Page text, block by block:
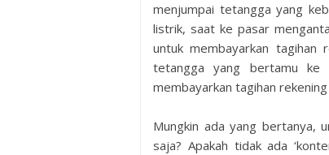
menjumpai tetangga yang
listrik, saat ke pasar
untuk membayarkan tagihan
tetangga yang bertamu ke
membayarkan tagihan
Mungkin ada yang bertanya,
saja? Apakah tidak ada